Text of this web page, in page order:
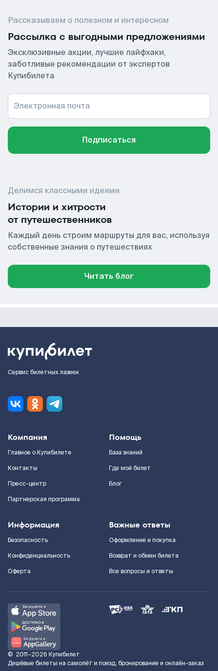
Рассказываем о полезном и интересном
Рассылка с выгодными предложениями
Эксклюзивные акции, лучшие лайфхаки,
заботливые рекомендации от экспертов
Купибилета
Электронная почта
Подписаться
Делимся классными идеями
Истории и хитрости
от путешественников
Каждый день строим маршруты для вас, используя
собственные знания о путешествиях
Читать блог
Сервис билетных лазеек
Компания
Главное о Купибилете
Контакты
Пресс-центр
Партнерская программа
Помощь
База знаний
Где мой билет
Блог
Информация
Безопасность
Конфиденциальность
Оферта
Важные ответы
Оформление и покупка
Возврат и обмен билета
Все вопросы и ответы
© 2011–2026 Купибилет
Дешёвые билеты на самолёт и поезд, бронирование и онлайн-заказ